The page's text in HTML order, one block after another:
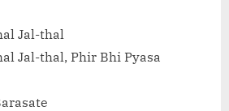
Jal-thal
Jal-thal, Phir Bhi Pyasa